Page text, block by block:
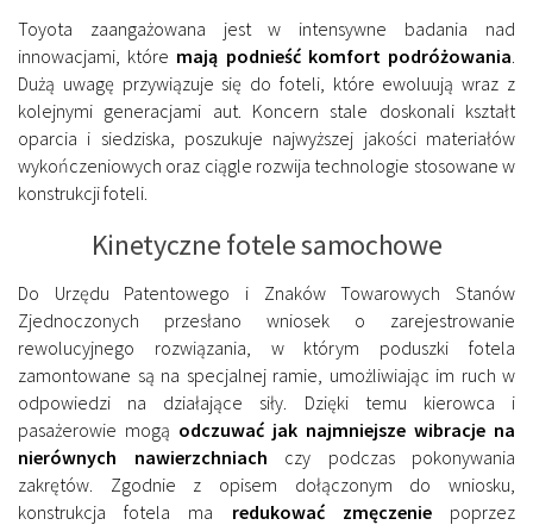
Toyota zaangażowana jest w intensywne badania nad
innowacjami, które mają podnieść komfort podróżowania
Dużą uwagę przywiązuje się do foteli, które ewoluują wraz z
kolejnymi generacjami aut. Koncern stale doskonali kształt
oparcia i siedziska, poszukuje najwyższej jakości materiałów
wykończeniowych oraz ciągle rozwija technologie stosowane w
konstrukcji foteli.
Kinetyczne fotele samochowe
Do Urzędu Patentowego i Znaków Towarowych Stanów
Zjednoczonych przesłano wniosek o zarejestrowanie
rewolucyjnego rozwiązania, w którym poduszki fotela
zamontowane są na specjalnej ramie, umożliwiając im ruch w
odpowiedzi na działające siły. Dzięki temu kierowca i
pasażerowie mogą odczuwać jak najmniejsze wibracje na
nierównych nawierzchniach czy podczas pokonywania
zakrętów. Zgodnie z opisem dołączonym do wniosku,
konstrukcja fotela ma redukować zmęczeniepoprzez